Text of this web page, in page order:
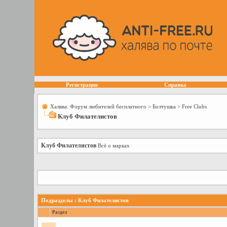
Регистрация Справка
Халява. Форум любителей бесплатного > Болтушка > Free Сlubs
Клуб Филателистов
Клуб Филателистов Всё о марках
Подразделы: Клуб Филателистов
Раздел